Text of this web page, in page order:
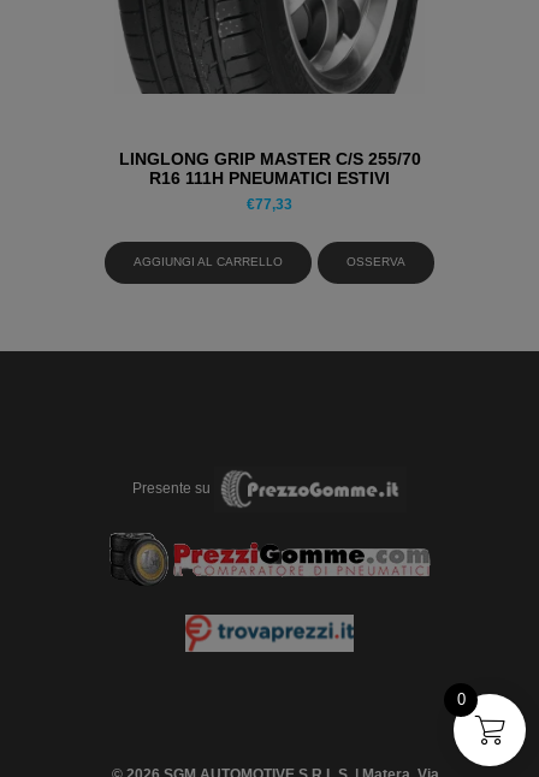
LINGLONG GRIP MASTER C/S 255/70
R16 111H PNEUMATICI ESTIVI
€77,33
AGGIUNGI AL CARRELLO OSSERVA
Presente su
0